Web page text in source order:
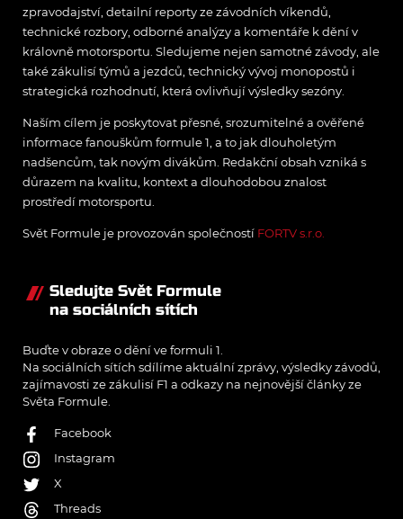
zpravodajství, detailní reporty ze závodních víkendů,
technické rozbory, odborné analýzy a komentáře k dění v
královně motorsportu. Sledujeme nejen samotné závody, ale
také zákulisí týmů a jezdců, technický vývoj monopostů i
strategická rozhodnutí, která ovlivňují výsledky sezóny.
Naším cílem je poskytovat přesné, srozumitelné a ověřené
informace fanouškům formule 1, a to jak dlouholetým
nadšencům, tak novým divákům. Redakční obsah vzniká s
důrazem na kvalitu, kontext a dlouhodobou znalost
prostředí motorsportu.
Svět Formule je provozován společností FORTV s.r.o.
Sledujte Svět Formule
na sociálních sítích
Buďte v obraze o dění ve formuli 1.
Na sociálních sítích sdílíme aktuální zprávy, výsledky závodů,
zajímavosti ze zákulisí F1 a odkazy na nejnovější články ze
Světa Formule.
Facebook
Instagram
X
Threads